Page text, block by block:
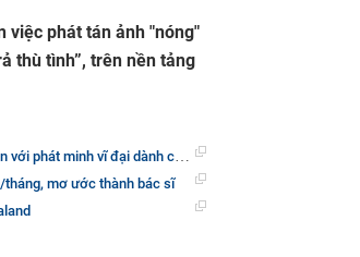
việc phát tán ảnh "nóng"
thù tình”, trên nền tảng
vĩ đại dành cho người khiếm thị
tháng, mơ ước thành bác sĩ